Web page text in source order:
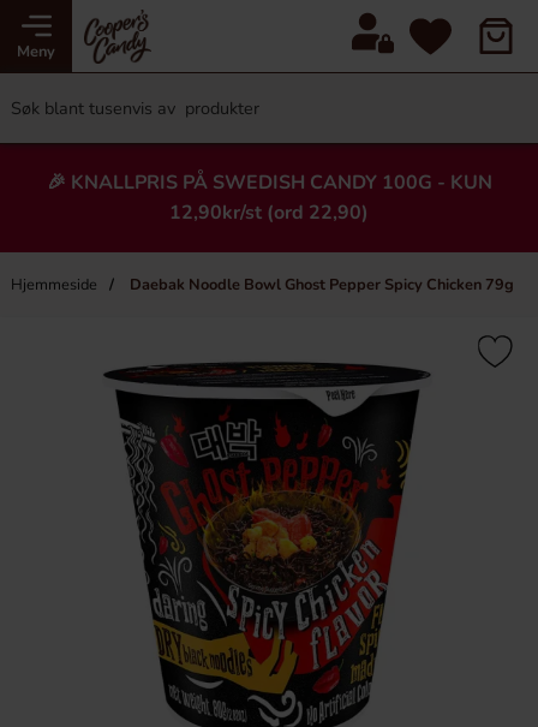
Meny
🎉 KNALLPRIS PÅ SWEDISH CANDY 100G - KUN
12,90kr/st (ord 22,90)
Hjemmeside Daebak Noodle Bowl Ghost Pepper Spicy Chicken 79g
Heading
×